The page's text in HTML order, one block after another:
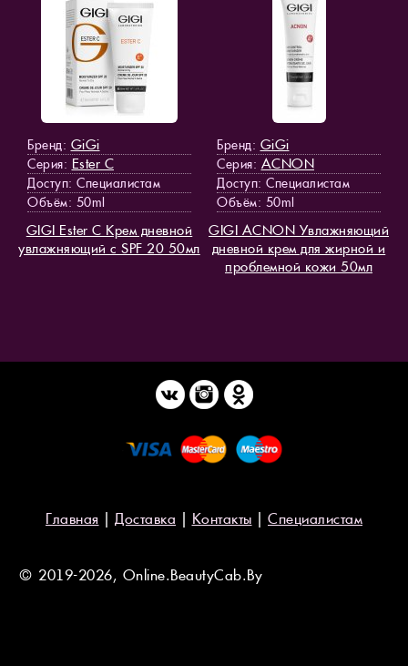
Бренд: GiGi
Серия: Ester C
Доступ: Специалистам
Объём: 50ml
GIGI Ester C Крем дневной
увлажняющий с SPF 20 50мл
Бренд: GiGi
Серия: ACNON
Доступ: Специалистам
Объём: 50ml
GIGI ACNON Увлажняющий
дневной крем для жирной и
проблемной кожи 50мл
Главная | Доставка | Контакты | Специалистам
© 2019-2026, Online.BeautyCab.By